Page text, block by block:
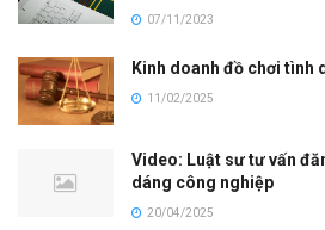
07/11/2023
Kinh doanh đồ chơi tình
11/02/2025
Video: Luật sư tư vấn
dáng công nghiệp
20/04/2025